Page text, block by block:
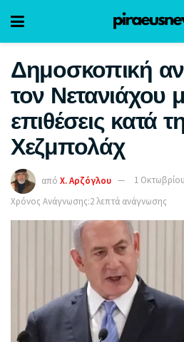
Δημοσκοπική
τον Νετανιάχου
επιθέσεις κατά
Χεζμπολάχ
από Χ. Αρζόγλου
1
Χρόνος Ανάγνωσης:2 λεπτά ανάγνωσης